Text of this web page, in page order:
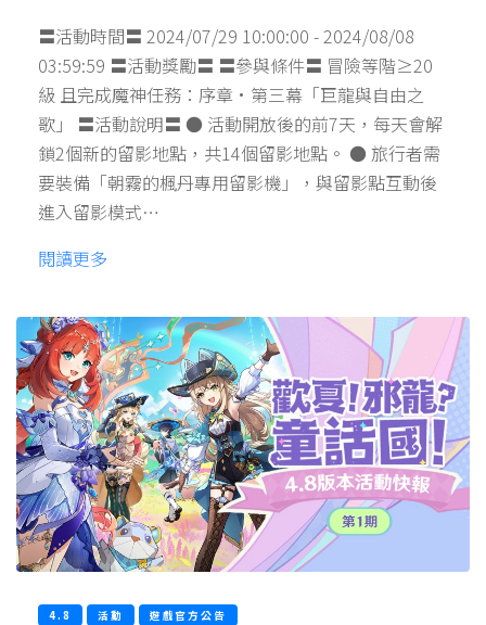
〓活動時間〓 2024/07/29 10:00:00 - 2024/08/08
03:59:59 〓活動獎勵〓 〓參與條件〓 冒險等階≥20
級 且完成魔神任務：序章·第三幕「巨龍與自由之
歌」 〓活動說明〓 ● 活動開放後的前7天，每天會解
鎖2個新的留影地點，共14個留影地點。 ● 旅行者需
要裝備「朝霧的楓丹專用留影機」，與留影點互動後
進入留影模式…
閱讀更多
4.8 活動 遊戲官方公告